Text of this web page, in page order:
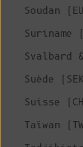
Soudan
Suriname
Svalbard
Suède
Suisse
Taïwan